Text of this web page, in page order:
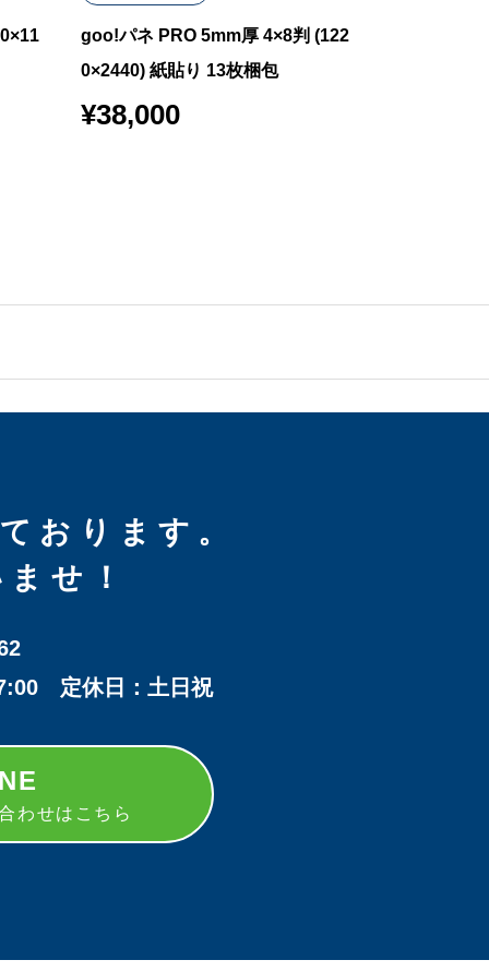
goo!パネ PRO 5mm厚 4×8判 (122
0×2440) 紙貼り 13枚梱包
¥38,000
おります。
せ！
定休日：土日祝
わせはこちら